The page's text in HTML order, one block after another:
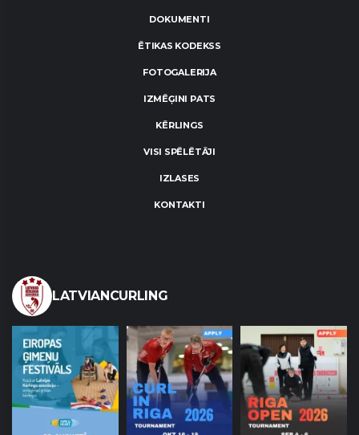
DOKUMENTI
ĒTIKAS KODEKSS
FOTOGALERIJA
IZMĒĢINI PATS
KĒRLINGS
VISI SPĒLĒTĀJI
IZLASES
KONTAKTI
LATVIANCURLING